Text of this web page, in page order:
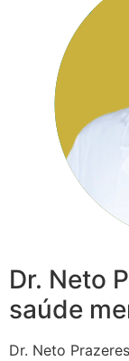
Dr. Neto
saúde
Dr. Neto